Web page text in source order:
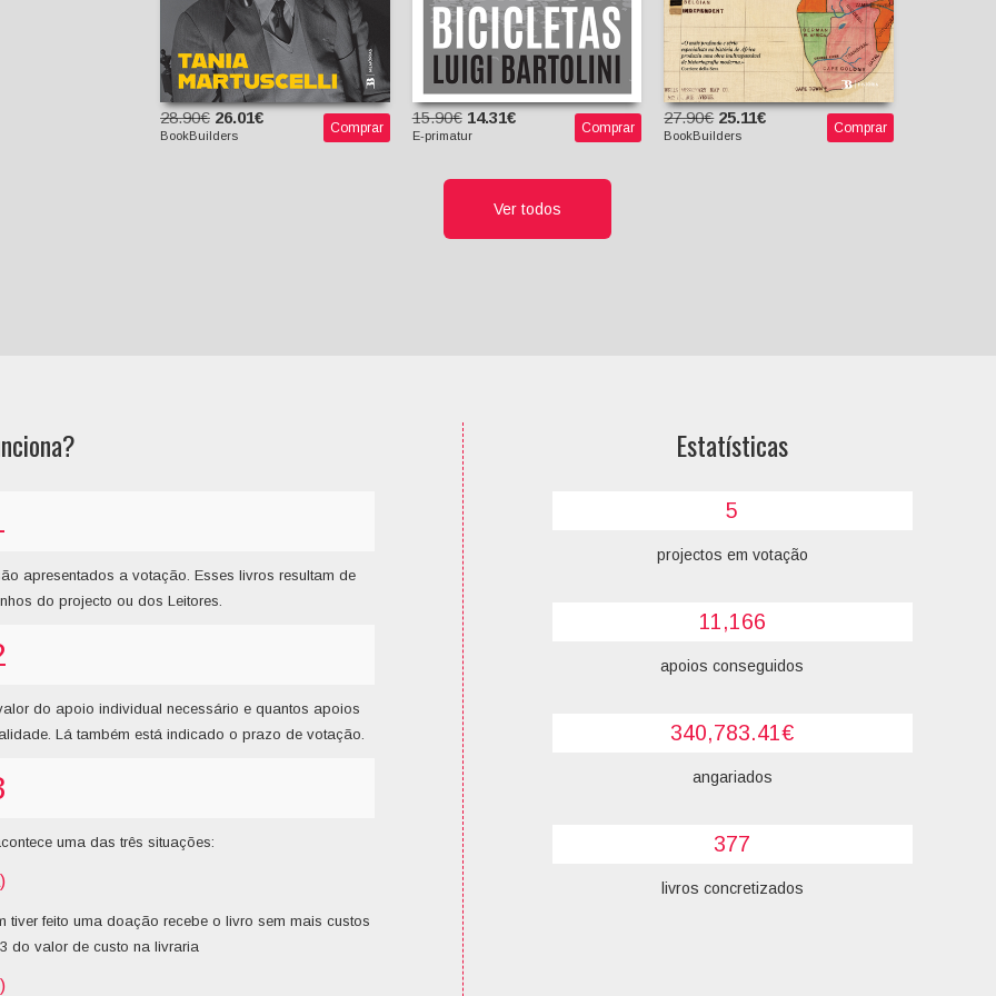
28.90€ 26.01€
BookBuilders Comprar
15.90€ 14.31€
E-primatur Comprar
27.90€ 25.11€
BookBuilders Comprar
Ver todos
apresentados a votação. Esses livros resultam de
do projecto ou dos Leitores.
do apoio individual necessário e quantos apoios
Lá também está indicado o prazo de votação.
uma das três situações:
feito uma doação recebe o livro sem mais custos
do valor de custo na livraria
Estatísticas
5
projectos em votação
11,166
apoios conseguidos
340,783.41€
angariados
377
livros concretizados